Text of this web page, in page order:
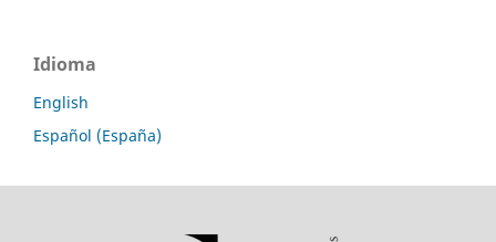
Idioma
English
Español (España)